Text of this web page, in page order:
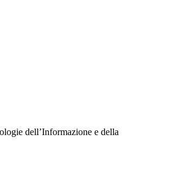
dell’Informazione e della